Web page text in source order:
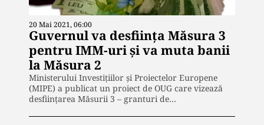
20 Mai 2021, 06:00
Guvernul va desființa Măsura 3
pentru IMM-uri și va muta banii
la Măsura 2
Ministerului Investițiilor și Proiectelor Europene
(MIPE) a publicat un proiect de OUG care vizează
desființarea Măsurii 3 – granturi de…